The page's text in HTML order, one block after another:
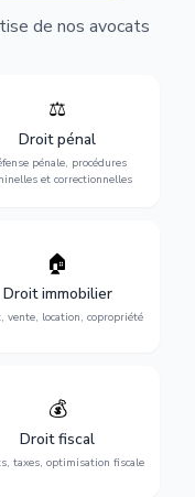
de nos avocats
⚖️
Droit pénal
pénale, procédures
et correctionnelles
en matière pénale,
jusqu'au procès, pour
affaire correctionnelle
ou criminelle.
🏠
Droit immobilier
vente, location, copropriété
de vos projets
: achat, vente,
construction et
de copropriété.
💰
Droit fiscal
taxes, optimisation fiscale
de votre
situation fiscale :
contentieux,
contrôles fiscaux et
planification.